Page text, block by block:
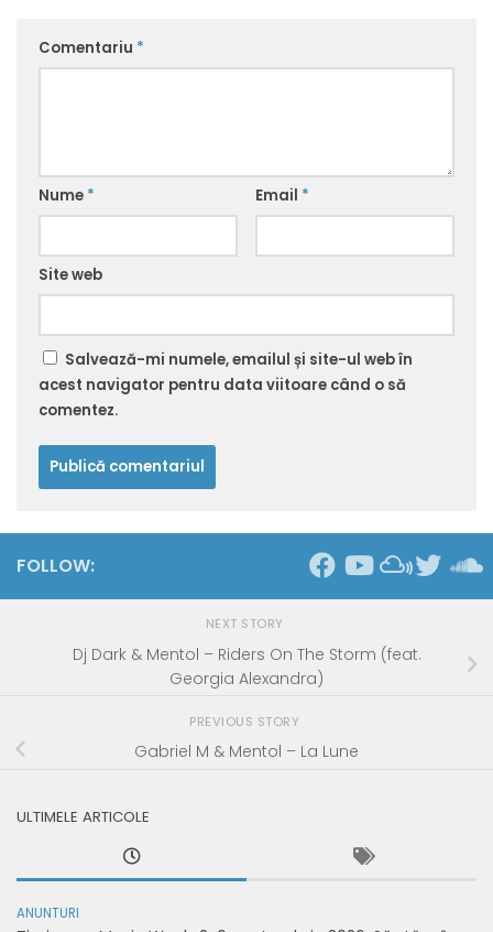
Comentariu *
Nume * Email *
Site web
Salvează-mi numele, emailul și site-ul web în
acest navigator pentru data viitoare când o să
comentez.
FOLLOW:
NEXT STORY
Dj Dark & Mentol – Riders On The Storm (feat.
Georgia Alexandra)
PREVIOUS STORY
Gabriel M & Mentol – La Lune
ULTIMELE ARTICOLE
ANUNTURI